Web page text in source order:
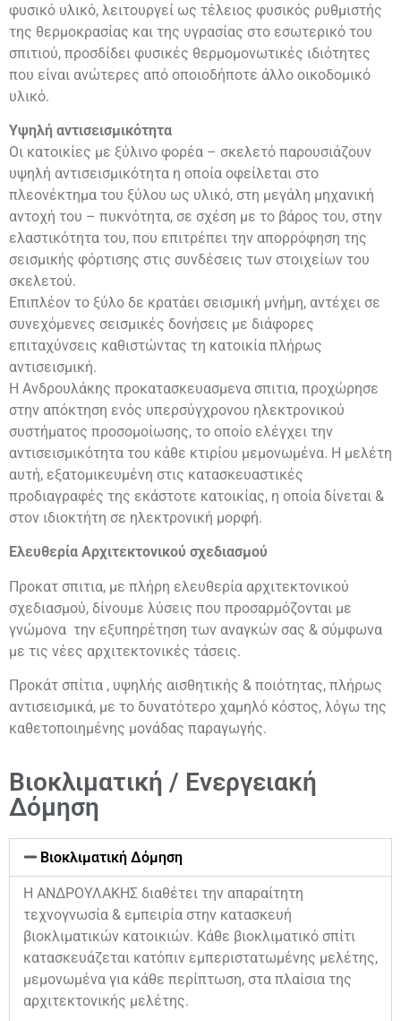
φυσικό υλικό, λειτουργεί ως τέλειος φυσικός ρυθμιστής
της θερμοκρασίας και της υγρασίας στο εσωτερικό του
σπιτιού, προσδίδει φυσικές θερμομονωτικές ιδιότητες
που είναι ανώτερες από οποιοδήποτε άλλο οικοδομικό
υλικό.
Υψηλή αντισεισμικότητα
Οι κατοικίες με ξύλινο φορέα – σκελετό παρουσιάζουν
υψηλή αντισεισμικότητα η οποία οφείλεται στο
πλεονέκτημα του ξύλου ως υλικό, στη μεγάλη μηχανική
αντοχή του – πυκνότητα, σε σχέση με το βάρος του, στην
ελαστικότητα του, που επιτρέπει την απορρόφηση της
σεισμικής φόρτισης στις συνδέσεις των στοιχείων του
σκελετού.
Επιπλέον το ξύλο δε κρατάει σεισμική μνήμη, αντέχει σε
συνεχόμενες σεισμικές δονήσεις με διάφορες
επιταχύνσεις καθιστώντας τη κατοικία πλήρως
αντισεισμική.
Η Ανδρουλάκης προκατασκευασμενα σπιτια, προχώρησε
στην απόκτηση ενός υπερσύγχρονου ηλεκτρονικού
συστήματος προσομοίωσης, το οποίο ελέγχει την
αντισεισμικότητα του κάθε κτιρίου μεμονωμένα. Η μελέτη
αυτή, εξατομικευμένη στις κατασκευαστικές
προδιαγραφές της εκάστοτε κατοικίας, η οποία δίνεται &
στον ιδιοκτήτη σε ηλεκτρονική μορφή.
Ελευθερία Αρχιτεκτονικού σχεδιασμού
Προκατ σπιτια, με πλήρη ελευθερία αρχιτεκτονικού
σχεδιασμού, δίνουμε λύσεις που προσαρμόζονται με
γνώμονα την εξυπηρέτηση των αναγκών σας & σύμφωνα
με τις νέες αρχιτεκτονικές τάσεις.
Προκάτ σπίτια , υψηλής αισθητικής & ποιότητας, πλήρως
αντισεισμικά, με το δυνατότερο χαμηλό κόστος, λόγω της
καθετοποιημένης μονάδας παραγωγής.
Βιοκλιματική / Ενεργειακή
Δόμηση
Βιοκλιματική Δόμηση
Η ΑΝΔΡΟΥΛΑΚΗΣ διαθέτει την απαραίτητη
τεχνογνωσία & εμπειρία στην κατασκευή
βιοκλιματικών κατοικιών. Κάθε βιοκλιματικό σπίτι
κατασκευάζεται κατόπιν εμπεριστατωμένης μελέτης,
μεμονωμένα για κάθε περίπτωση, στα πλαίσια της
αρχιτεκτονικής μελέτης.